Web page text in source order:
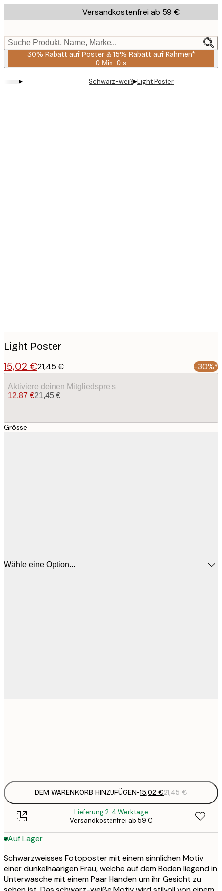
to
content.
Versandkostenfrei ab 59 €
Suche Produkt, Name, Marke...
30% Rabatt auf Poster & 15% Rabatt auf Rahmen*
0 Min. 0 s
Gültig
2026-
▸ Schwarz-weiß▸Light Poster
Light Poster
15,02 €21,45 € -30%*
Aktiviere deinen Mitgliedspreis
12,87 €21,45 €
Grösse
Wähle eine Option...
DEM WARENKORB HINZUFÜGEN-15,02 €21,45 €
Lieferung 2-4 Werktage
Versandkostenfrei ab 59 €
Auf Lager
Schwarzweisses Fotoposter mit einem sinnlichen Motiv
einer dunkelhaarigen Frau, welche auf dem Boden liegend in
Unterwäsche mit einem Paar Händen um ihr Gesicht zu